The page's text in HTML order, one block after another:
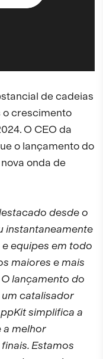
de cadeias
o crescimento
O CEO da
o lançamento do
onda de
desde o
instantaneamente
equipes em todo
maiores e mais
lançamento do
catalisador
simplifica a
a melhor
Estamos